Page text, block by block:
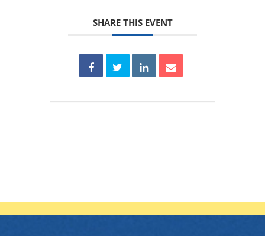
SHARE THIS EVENT